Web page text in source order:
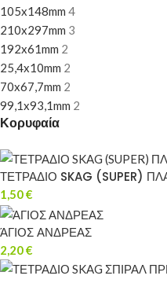
105x148mm 4
210x297mm 3
192x61mm 2
25,4x10mm 2
70x67,7mm 2
99,1x93,1mm 2
Κορυφαία
ΤΕΤΡΑΔΙΟ SKAG (SUPER)
1,50€
ΆΓΙΟΣ ΑΝΔΡΕΑΣ
2,20€